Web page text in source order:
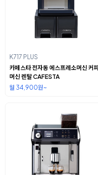
K717 PLUS
카페스타 전자동 에스프레소머신 커피
머신 렌탈 CAFESTA
월 34,900원~